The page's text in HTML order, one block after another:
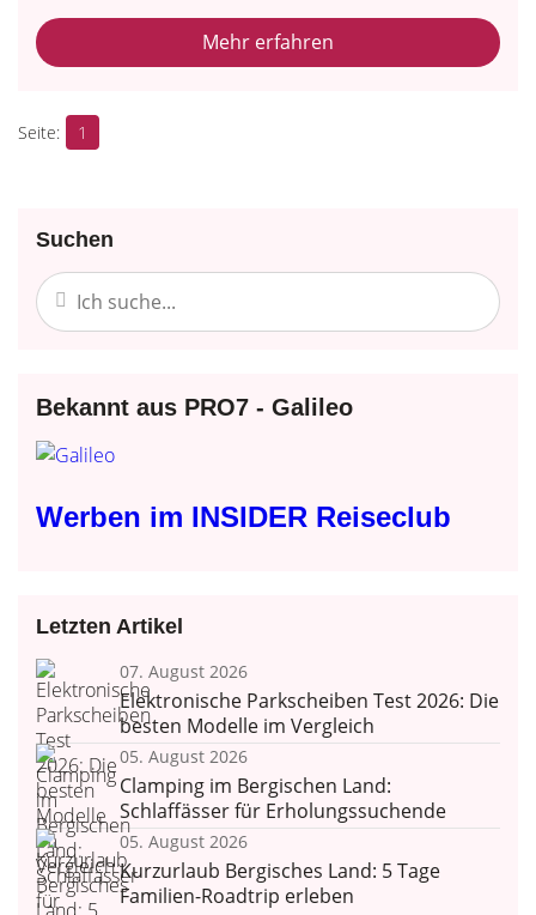
Mehr erfahren
1
Suchen
Bekannt aus PRO7 - Galileo
Werben im INSIDER Reiseclub
Letzten Artikel
07. August 2026
Elektronische Parkscheiben Test 2026: Die
besten Modelle im Vergleich
05. August 2026
Clamping im Bergischen Land:
Schlaffässer für Erholungssuchende
05. August 2026
Kurzurlaub Bergisches Land: 5 Tage
Familien-Roadtrip erleben